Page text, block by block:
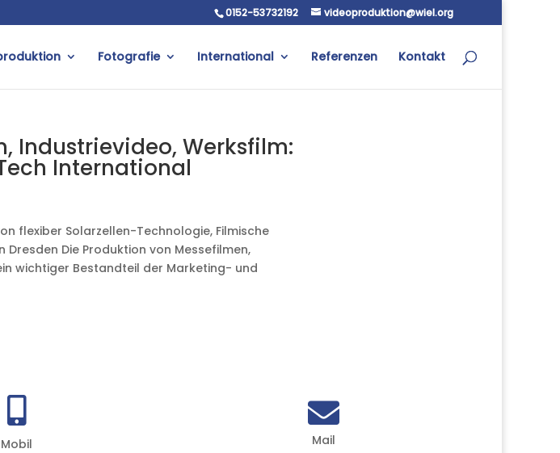
0152-53732192 videoproduktion@wiel.org
Fotografie International Referenzen Kontakt
Industrievideo, Werksfilm:
International
flexiber Solarzellen-Technologie, Filmische
Die Produktion von Messefilmen,
wichtiger Bestandteil der Marketing- und

Mobil

Mail